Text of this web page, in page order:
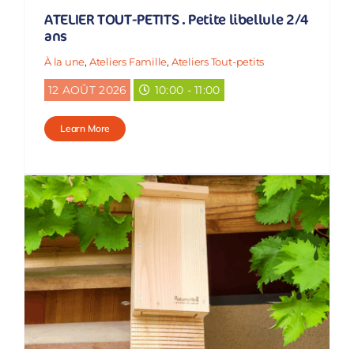
ATELIER TOUT-PETITS . Petite libellule 2/4
ans
À la une, Ateliers Famille, Ateliers Tout-petits
12 AOÛT 2026 10:00 - 11:00
Learn More